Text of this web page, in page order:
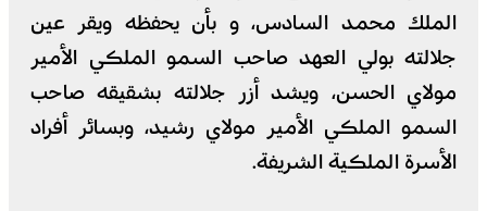
الملك محمد السادس، و بأن يحفظه ويقر عين
جلالته بولي العهد صاحب السمو الملكي الأمير
مولاي الحسن، ويشد أزر جلالته بشقيقه صاحب
السمو الملكي الأمير مولاي رشيد، وبسائر أفراد
الأسرة الملكية الشريفة.